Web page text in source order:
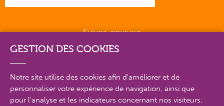
Suivez-nous sur
PLAN DU SITE EN DÉTAIL
GESTION DES COOKIES
Notre site utilise des cookies afin d'améliorer et de
personnaliser votre expérience de navigation, ainsi que
pour l'analyse et les indicateurs concernant nos visiteurs.